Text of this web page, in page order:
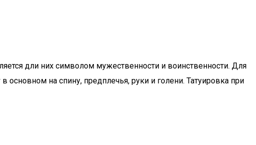
дли них символом мужественности и воинственности. Для
основном на спину, предплечья, руки и голени. Татуировка при